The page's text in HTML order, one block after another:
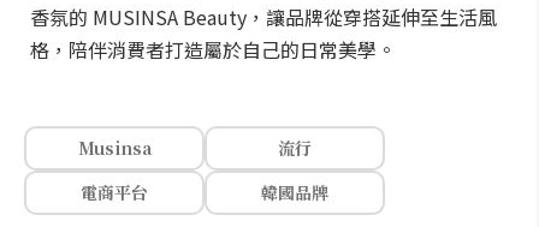
香氛的 MUSINSA Beauty，讓品牌從穿搭延伸至生活風
格，陪伴消費者打造屬於自己的日常美學。
Musinsa
流行
電商平台
韓國品牌